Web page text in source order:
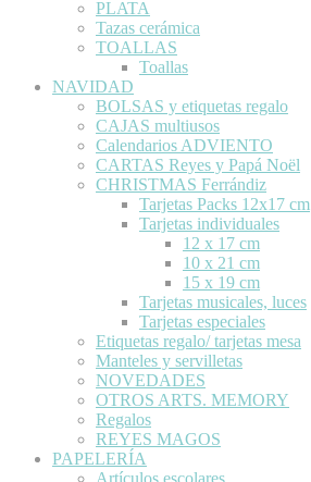
PLATA
Tazas cerámica
TOALLAS
Toallas
NAVIDAD
BOLSAS y etiquetas regalo
CAJAS multiusos
Calendarios ADVIENTO
CARTAS Reyes y Papá Noël
CHRISTMAS Ferrándiz
Tarjetas Packs 12x17 cm
Tarjetas individuales
12 x 17 cm
10 x 21 cm
15 x 19 cm
Tarjetas musicales, luces
Tarjetas especiales
Etiquetas regalo/ tarjetas mesa
Manteles y servilletas
NOVEDADES
OTROS ARTS. MEMORY
Regalos
REYES MAGOS
PAPELERÍA
Artículos escolares